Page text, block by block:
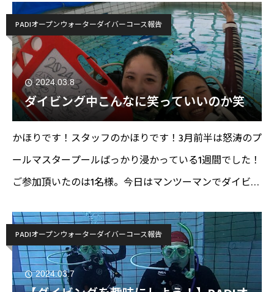
プンウォー
PADIオープンウォーターダイバーコース報告
2024.03.8
ダイビング中こんなに笑っていいのか笑
かほりです！スタッフのかほりです！3月前半は怒涛のプ
ールマスタープールばっかり浸かっている1週間でした！
ご参加頂いたのは1名様。今日はマンツーマンでダイビン
科・プール講習】スキューバダイビングスクール
PADIオープンウォーターダイバーコース報告
2024.03.7